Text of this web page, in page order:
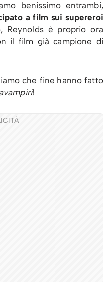
benissimo entrambi,
a film sui supereroi
Reynolds è proprio ora
il film già campione di
che fine hanno fatto
!